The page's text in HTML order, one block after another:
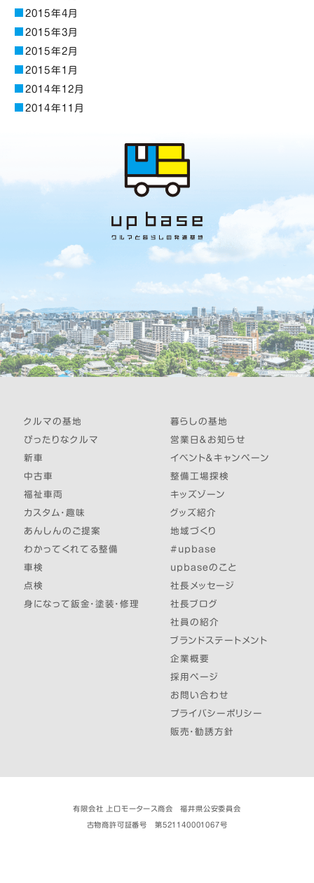
2015年4月
2015年3月
2015年2月
2015年1月
2014年12月
2014年11月
クルマの基地
ぴったりなクルマ
新車
中古車
福祉車両
カスタム・趣味
あんしんのご提案
わかってくれてる整備
車検
点検
身になって鈑金・塗装・修理
暮らしの基地
営業日＆お知らせ
イベント＆キャンペーン
整備工場探検
キッズゾーン
グッズ紹介
地域づくり
#upbase
upbaseのこと
社長メッセージ
社長ブログ
社員の紹介
ブランドステートメント
企業概要
採用ページ
お問い合わせ
プライバシーポリシー
販売・勧誘方針
有限会社 上口モータース商会 福井県公安委員会
古物商許可証番号 第521140001067号